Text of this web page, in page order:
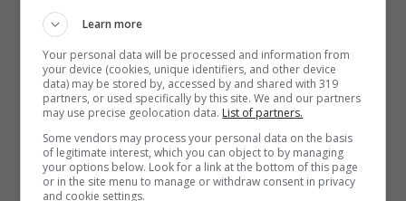
Il ruolo fondamentale della
Learn more
Your personal data will be processed and information from
your device (cookies, unique identifiers, and other device
data) may be stored by, accessed by and shared with 319
partners, or used specifically by this site. We and our partners
may use precise geolocation data. List of partners.
Some vendors may process your personal data on the basis
of legitimate interest, which you can object to by managing
your options below. Look for a link at the bottom of this page
or in the site menu to manage or withdraw consent in privacy
and cookie settings.